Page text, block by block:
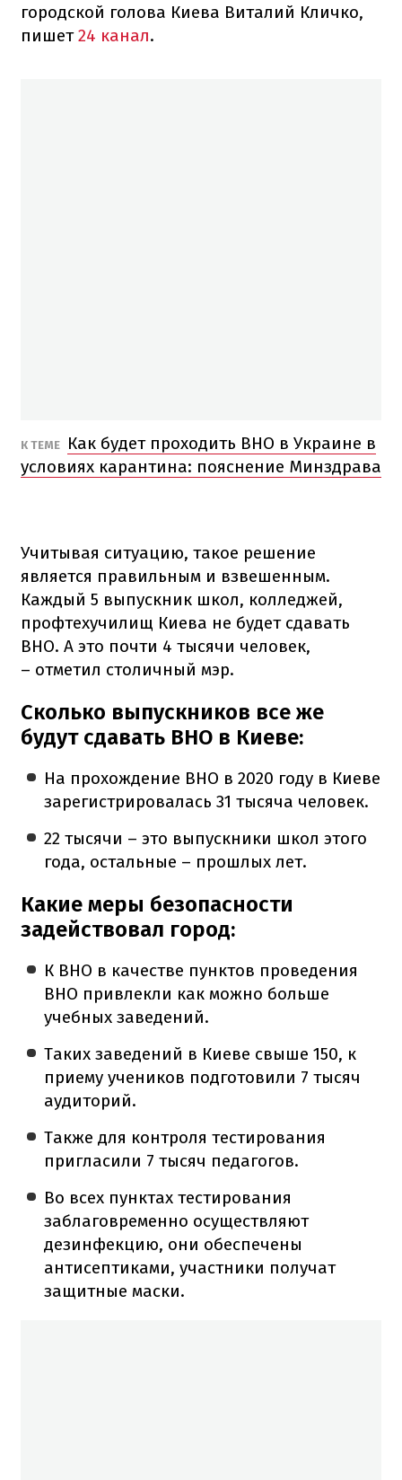
городской голова Киева Виталий Кличко,
пишет24 канал.
К ТЕМЕ
Как будет проходить ВНО в Украине в
условиях карантина: пояснение Минздрава
Учитывая ситуацию, такое решение
является правильным и взвешенным.
Каждый 5 выпускник школ, колледжей,
профтехучилищ Киева не будет сдавать
ВНО. А это почти 4 тысячи человек,
– отметил столичный мэр.
Сколько выпускников все же
будут сдавать ВНО в Киеве:
На прохождение ВНО в 2020 году в Киеве
зарегистрировалась 31 тысяча человек.
22 тысячи – это выпускники школ этого
года, остальные – прошлых лет.
Какие меры безопасности
задействовал город:
К ВНО в качестве пунктов проведения
ВНО привлекли как можно больше
учебных заведений.
Таких заведений в Киеве свыше 150, к
приему учеников подготовили 7 тысяч
аудиторий.
Также для контроля тестирования
пригласили 7 тысяч педагогов.
Во всех пунктах тестирования
заблаговременно осуществляют
дезинфекцию, они обеспечены
антисептиками, участники получат
защитные маски.